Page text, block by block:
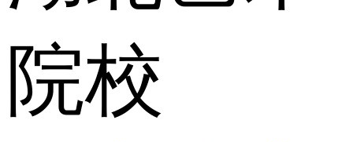
院校